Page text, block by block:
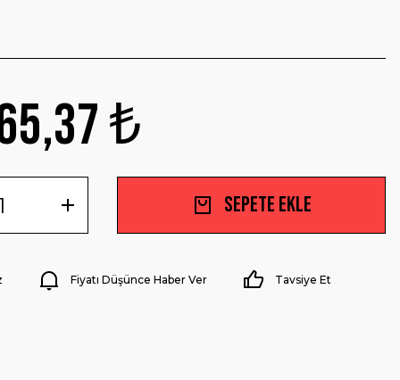
₺
Sepete Ekle
Fiyatı Düşünce Haber Ver Tavsiye Et